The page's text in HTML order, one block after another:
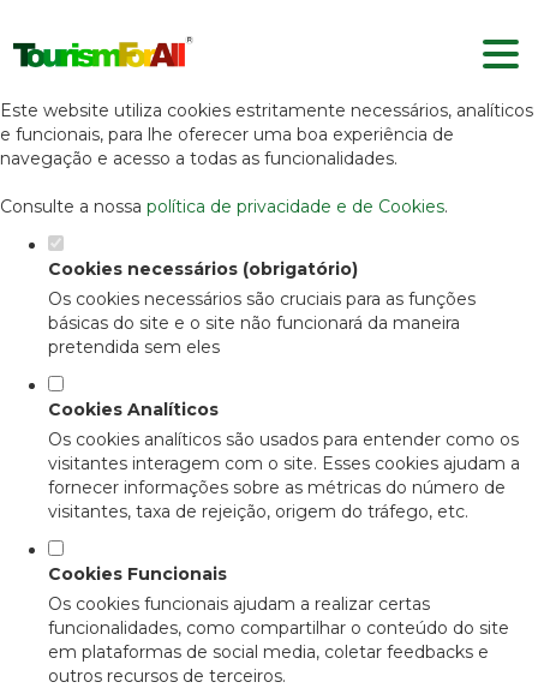
Defina as suas preferências de
cookies para este website.
Este website utiliza cookies estritamente necessários, analíticos
e funcionais, para lhe oferecer uma boa experiência de
navegação e acesso a todas as funcionalidades.
Consulte a nossa política de privacidade e de Cookies.
Cookies necessários (obrigatório)
Os cookies necessários são cruciais para as funções
básicas do site e o site não funcionará da maneira
pretendida sem eles
Cookies Analíticos
Os cookies analíticos são usados para entender como os
visitantes interagem com o site. Esses cookies ajudam a
fornecer informações sobre as métricas do número de
visitantes, taxa de rejeição, origem do tráfego, etc.
Cookies Funcionais
Os cookies funcionais ajudam a realizar certas
funcionalidades, como compartilhar o conteúdo do site
em plataformas de social media, coletar feedbacks e
outros recursos de terceiros.